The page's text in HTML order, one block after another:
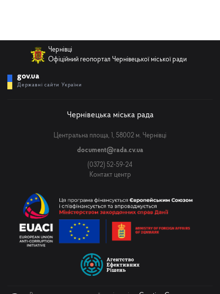
Чернівці
Офіційний геопортал Чернівецької міської ради
gov.ua
Державні сайти України
Чернівецька міська рада
Центральна площа, 1, 58002 м. Чернівці
document@rada.cv.ua
(0372) 52-59-24
Контакт центр